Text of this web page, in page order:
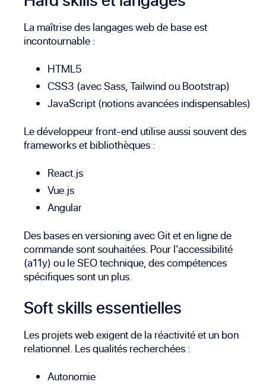
La maîtrise des langages web de base est
incontournable :
HTML5
CSS3 (avecSass,Tailwind ou Bootstrap)
JavaScript (notions avancées indispensables)
Le développeur front-end utilise aussi souvent des
frameworks et bibliothèques :
React.js
Vue.js
Angular
Des bases en versioning avecGitet en ligne de
commande sont souhaitées. Pour l’accessibilité
(a11y) ou le SEO technique, des compétences
spécifiques sont un plus.
Soft skills essentielles
Les projets web exigent de la réactivité et un bon
relationnel. Les qualités recherchées :
Autonomie